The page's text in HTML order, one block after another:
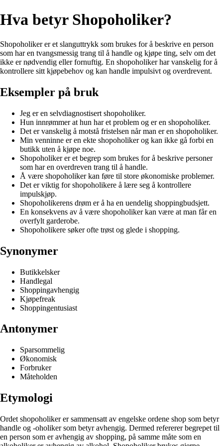
Hva betyr Shopoholiker?
Shopoholiker er et slanguttrykk som brukes for å beskrive en person
som har en tvangsmessig trang til å handle og kjøpe ting, selv om det
ikke er nødvendig eller fornuftig. En shopoholiker har vanskelig for å
kontrollere sitt kjøpebehov og kan handle impulsivt og overdrevent.
Eksempler på bruk
Jeg er en selvdiagnostisert shopoholiker.
Hun innrømmer at hun har et problem og er en shopoholiker.
Det er vanskelig å motstå fristelsen når man er en shopoholiker.
Min venninne er en ekte shopoholiker og kan ikke gå forbi en
butikk uten å kjøpe noe.
Shopoholiker er et begrep som brukes for å beskrive personer
som har en overdreven trang til å handle.
Å være shopoholiker kan føre til store økonomiske problemer.
Det er viktig for shopoholikere å lære seg å kontrollere
impulskjøp.
Shopoholikerens drøm er å ha en uendelig shoppingbudsjett.
En konsekvens av å være shopoholiker kan være at man får en
overfylt garderobe.
Shopoholikere søker ofte trøst og glede i shopping.
Synonymer
Butikkelsker
Handlegal
Shoppingavhengig
Kjøpefreak
Shoppingentusiast
Antonymer
Sparsommelig
Økonomisk
Forbruker
Måteholden
Etymologi
Ordet shopoholiker er sammensatt av engelske ordene shop som betyr
handle og -oholiker som betyr avhengig. Dermed refererer begrepet til
en person som er avhengig av shopping, på samme måte som en